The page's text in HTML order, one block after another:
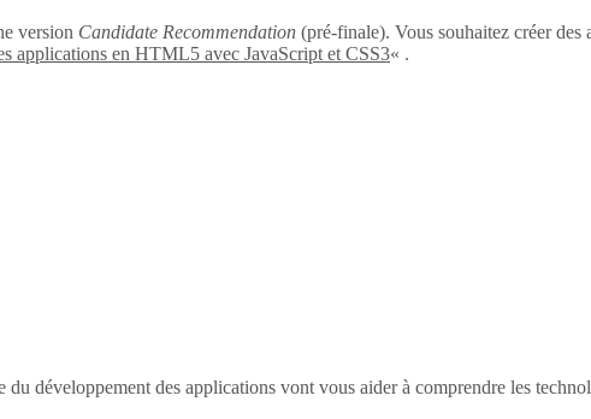
version Candidate Recommendation (pré-finale). Vous souhaitez créer des
applications en HTML5 avec JavaScript et CSS3« .
développement des applications vont vous aider à comprendre les